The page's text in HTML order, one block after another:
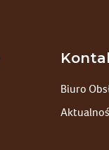
Biuro